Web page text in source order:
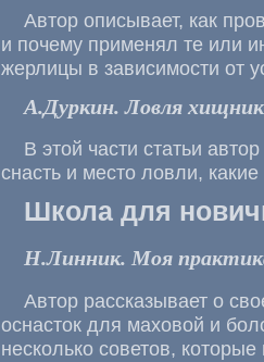
Автор описывает, как
и почему применял те или
жерлицы в зависимости от
А.Дуркин. Ловля
В этой части статьи
снасть и место ловли,
Школа для
Н.Линник. Моя
Автор рассказывает о
оснасток для маховой и
несколько советов,